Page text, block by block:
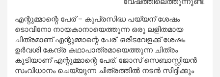
എന്റുമ്മാന്റെ പേര് – കുപ്രസിദ്ധ പയ്യന് ശേഷം
ടൊവീനോ നായകാനായെത്തുന്ന ഒരു ലളിതമായ
ചിത്രമാണ് എന്റുമ്മാന്റെ പേര്. ഒരിടവേളക്ക് ശേഷം
ഉര്‍വശി കേന്ദ്ര കഥാപാത്രമായെത്തുന്ന ചിത്രം
കൂടിയാണ് എന്റുമ്മാന്റെ പേര്. ജോസ് സെബാസ്റ്റിയന്‍
സംവിധാനം ചെയ്യുന്ന ചിത്രത്തില്‍ നടന്‍ സിദ്ദിക്കും